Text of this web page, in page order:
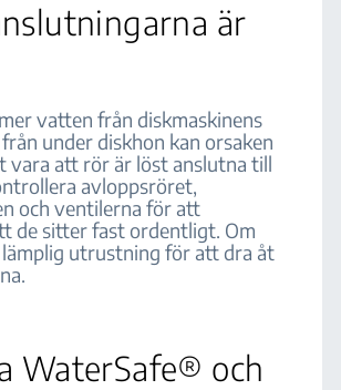
är
vatten från diskmaskinens
under diskhon kan orsaken
vara att rör är löst anslutna till
avloppsröret,
och ventilerna för att
de sitter fast ordentligt. Om
utrustning för att dra åt
WaterSafe® och